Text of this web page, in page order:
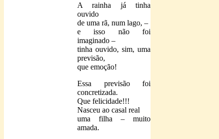
A rainha já tinha
ouvido
de uma rã, num lago, –
e isso não foi
imaginado –
tinha ouvido, sim, uma
previsão,
que emoção!
Essa previsão foi
concretizada.
Que felicidade!!!
Nasceu ao casal real
uma filha – muito
amada.